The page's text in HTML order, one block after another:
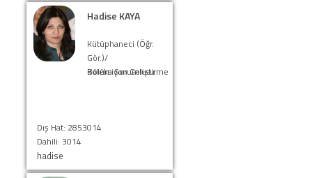
Hadise KAYA
Kütüphaneci (Öğr.
Gör.)/
Bölüm Sorumlusu
Koleksiyon Geliştirme
Dış Hat: 2853014
Dahili: 3014
hadise